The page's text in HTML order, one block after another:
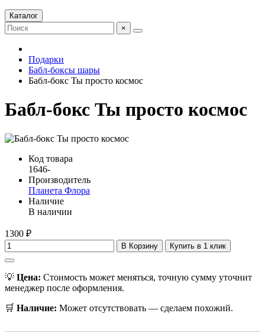
Каталог
×
Подарки
Бабл-боксы шары
Бабл-бокс Ты просто космос
Бабл-бокс Ты просто космос
Код товара
1646-
Производитель
Планета Флора
Наличие
В наличии
1300 ₽
В Корзину Купить в 1 клик
💡 Цена: Стоимость может меняться, точную сумму уточнит
менеджер после оформления.
🛒 Наличие: Может отсутствовать — сделаем похожий.